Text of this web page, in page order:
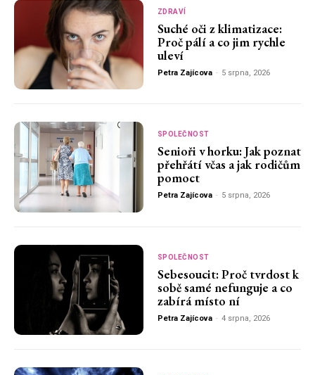
ZDRAVÍ
Suché oči z klimatizace:
Proč pálí a co jim rychle
uleví
Petra Zajícova - 5 srpna, 2026
SPOLEČNOST
Senioři v horku: Jak poznat
přehřátí včas a jak rodičům
pomoct
Petra Zajícova - 5 srpna, 2026
SPOLEČNOST
Sebesoucit: Proč tvrdost k
sobě samé nefunguje a co
zabírá místo ní
Petra Zajícova - 4 srpna, 2026